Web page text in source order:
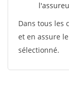
Dans tous les
et en assure
sélectionné.